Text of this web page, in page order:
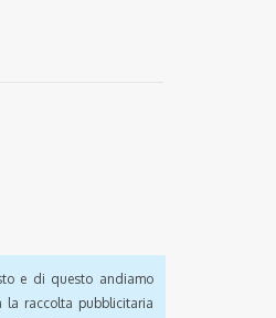
e di questo andiamo
raccolta pubblicitaria